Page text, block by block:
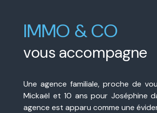
IMMO & CO
vous accompagne
Une agence familiale, proche de
Mickaël et 10 ans pour Joséphine
agence est apparu comme une